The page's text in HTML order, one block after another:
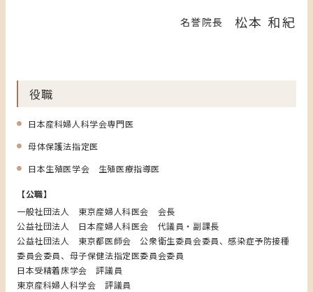
名誉院長 松本 和紀
役職
日本産科婦人科学会専門医
母体保護法指定医
日本生殖医学会 生殖医療指導医
【公職】
一般社団法人 東京産婦人科医会 会長
公益社団法人 日本産婦人科医会 代議員・副課長
公益社団法人 東京都医師会 公衆衛生委員会委員、感染症予防接種
委員会委員、母子保健法指定医委員会委員
日本受精着床学会 評議員
東京産科婦人科学会 評議員